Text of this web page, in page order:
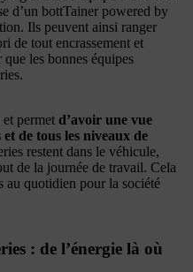
d’un bottTainer powered by
Ils peuvent ainsi ranger
de tout encrassement et
que les bonnes équipes
permet d’avoir une vue
et de tous les niveaux de
restent dans le véhicule,
de la journée de travail. Cela
au quotidien pour la société
: de l’énergie là où